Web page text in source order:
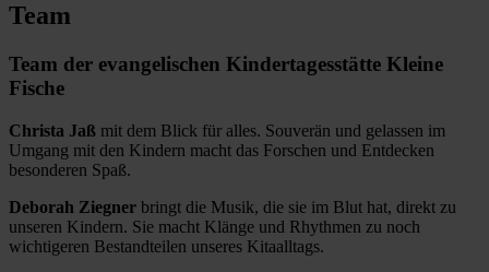
Team
Team der evangelischen Kindertagesstätte Kleine
Fische
Christa Jaß mit dem Blick für alles. Souverän und gelassen im
Umgang mit den Kindern macht das Forschen und Entdecken
besonderen Spaß.
Deborah Ziegner bringt die Musik, die sie im Blut hat, direkt zu
unseren Kindern. Sie macht Klänge und Rhythmen zu noch
wichtigeren Bestandteilen unseres Kitaalltags.